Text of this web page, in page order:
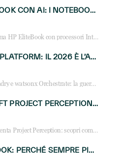
HP ELITEBOOK CON AI: I NOTEBOOK BUSINESS INTELLIGENTI CHE TRASFORMANO PRODUTTIVITÀ, SICUREZZA E LAVORO IBRIDO
Scopri la gamma HP EliteBook con processori Intel® Core™ Ultra e AMD Ryzen™ AI. Notebook business progettati per aumentare la produttività, migliorare la collaborazione e garantire sicurezza avanzata in ufficio e in mobilità.
AI AGENT PLATFORM: IL 2026 È L’ANNO DEL «SISTEMA OPERATIVO» PER GLI AGENTI AZIENDALI
Frontier, Foundry e watsonx Orchestrate: la guerra delle piattaforme AI agent ridisegna il mercato IT. Cosa cambia per reseller, MSP e system integrator.
MICROSOFT PROJECT PERCEPTION: COME GLI AGENTI AI CAMBIERANNO SOC, CYBERSECURITY E SERVIZI MSP
Microsoft presenta Project Perception: scopri come gli agenti AI possono trasformare cybersecurity, SOC e servizi gestiti degli MSP.
HP PROBOOK: PERCHÉ SEMPRE PIÙ AZIENDE SCELGONO NOTEBOOK PROGETTATI PER IL LAVORO MODERNO